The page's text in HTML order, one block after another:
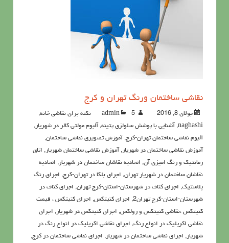
نقاشي ساختمان ورنگ تهران و کرج
جولای 8, 2016 admin 5نکته برای نقاشی خانه
,
naghashi
, آشنايي با پوشش سلولزي پتينه, آلبوم مولتی کالر در شهریار,
آلبوم نقاشی ساختمان تهران-کرج, آموزش تصویری نقاشی ساختمان,
آموزش نقاشی ساختمان در شهریار, آموزش نقاشی ساختمان شهریار, اتاق
رمانتیک و رنگ امیزی آن, اتحادیه نقاشان ساختمان در شهریار, اتحادیه
نقاشان ساختمان در شهریار تهران, اجرای بلکا در تهران-کرج, اجرای رنگ
پلاستیک, اجرای کناف در شهرستان-استان-کرج تهران, اجرای کناف در
شهرستان-استان-کرج تهران2 , اجرای کنیتکس, اجرای کنیتکس ، قیمت
کنیتکس ،نقاشي كنيتكس و رولكس, اجرای کنیتکس در شهریار, اجرای
نقاشی اکریلیک در انواع رنگ, اجرای نقاشی اکریلیک در انواع رنگ در
شهریار, اجرای نقاشی ساختمان در شهریار, اجرای نقاشی ساختمان در کرج,